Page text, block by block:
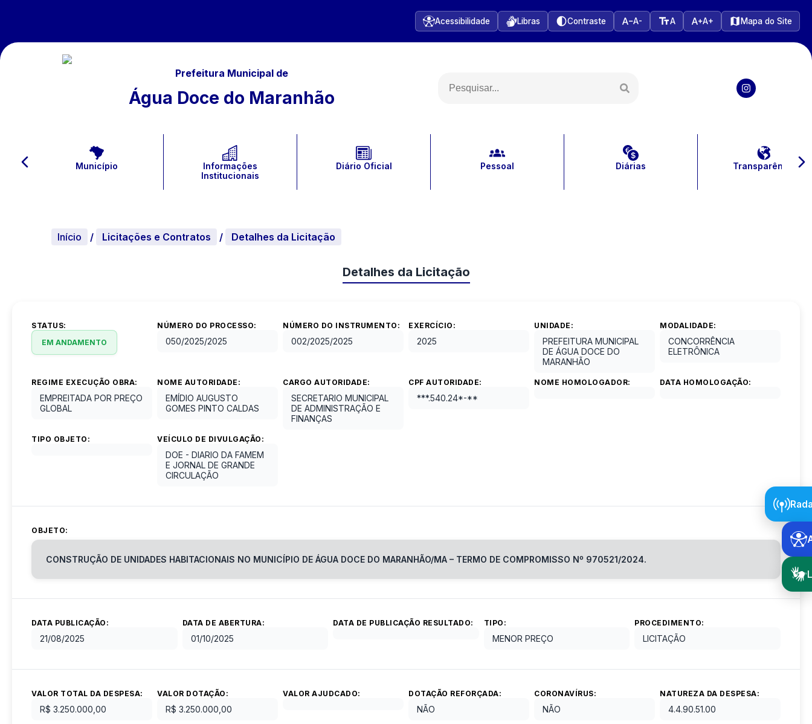
Acessibilidade Libras Contraste A- A A+ Mapa do Site
Prefeitura Municipal de
Água Doce do Maranhão
Município
Informações
Institucionais
Diário Oficial Pessoal Diárias Transparência
Início / Licitações e Contratos / Detalhes da Licitação
Detalhes da Licitação
STATUS:
EM ANDAMENTO
NÚMERO DO PROCESSO:
050/2025/2025
NÚMERO DO INSTRUMENTO:
002/2025/2025
EXERCÍCIO:
2025
UNIDADE:
PREFEITURA MUNICIPAL
DE ÁGUA DOCE DO
MARANHÃO
MODALIDADE:
CONCORRÊNCIA
ELETRÔNICA
REGIME EXECUÇÃO OBRA:
EMPREITADA POR PREÇO
GLOBAL
NOME AUTORIDADE:
EMÍDIO AUGUSTO
GOMES PINTO CALDAS
CARGO AUTORIDADE:
SECRETARIO MUNICIPAL
DE ADMINISTRAÇÃO E
FINANÇAS
CPF AUTORIDADE:
***.540.24*-**
NOME HOMOLOGADOR: DATA HOMOLOGAÇÃO:
TIPO OBJETO: VEÍCULO DE DIVULGAÇÃO:
DOE - DIARIO DA FAMEM
E JORNAL DE GRANDE
CIRCULAÇÃO
OBJETO:
CONSTRUÇÃO DE UNIDADES HABITACIONAIS NO MUNICÍPIO DE ÁGUA DOCE DO MARANHÃO/MA – TERMO DE COMPROMISSO Nº 970521/2024.
DATA PUBLICAÇÃO:
21/08/2025
DATA DE ABERTURA:
01/10/2025
DATA DE PUBLICAÇÃO RESULTADO: TIPO:
MENOR PREÇO
PROCEDIMENTO:
LICITAÇÃO
VALOR TOTAL DA DESPESA:
R$ 3.250.000,00
VALOR DOTAÇÃO:
R$ 3.250.000,00
VALOR AJUDCADO: DOTAÇÃO REFORÇADA:
NÃO
CORONAVÍRUS:
NÃO
NATUREZA DA DESPESA:
4.4.90.51.00